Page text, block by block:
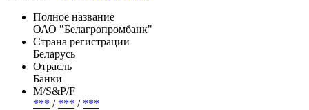
Полное название
ОАО "Белагропромбанк"
Страна регистрации
Беларусь
Отрасль
Банки
М/S&P/F
*** / *** / ***